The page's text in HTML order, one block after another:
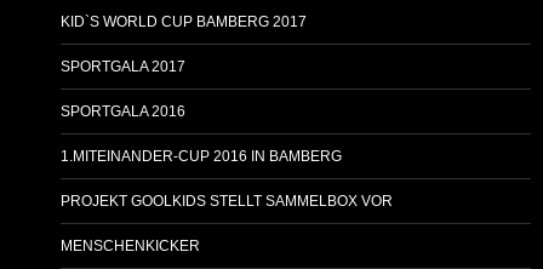
KID`S WORLD CUP BAMBERG 2017
SPORTGALA 2017
SPORTGALA 2016
1.MITEINANDER-CUP 2016 IN BAMBERG
PROJEKT GOOLKIDS STELLT SAMMELBOX VOR
MENSCHENKICKER